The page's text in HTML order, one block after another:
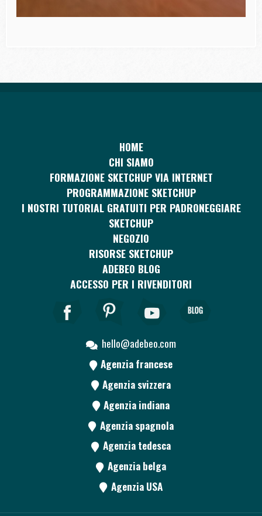
HOME
CHI SIAMO
FORMAZIONE SKETCHUP VIA INTERNET
PROGRAMMAZIONE SKETCHUP
I NOSTRI TUTORIAL GRATUITI PER PADRONEGGIARE
SKETCHUP
NEGOZIO
RISORSE SKETCHUP
ADEBEO BLOG
ACCESSO PER I RIVENDITORI
hello@adebeo.com
Agenzia francese
Agenzia svizzera
Agenzia indiana
Agenzia spagnola
Agenzia tedesca
Agenzia belga
Agenzia USA